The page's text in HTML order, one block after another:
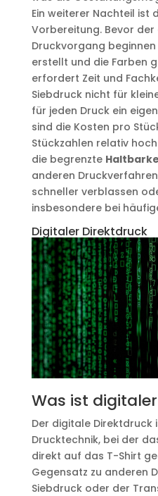
Ein weiterer Nachteil ist
Vorbereitung. Bevor
Druckvorgang beginnen
erstellt und die Farben
erfordert Zeit und
Siebdruck nicht für
für jeden Druck ein
sind die Kosten pro
Stückzahlen relativ
die begrenzte
anderen
schneller verblassen
insbesondere bei
Digitaler Direktdruck
Was ist
Der digitale Direktdruck
Drucktechnik, bei der
direkt auf das T-Shirt
Gegensatz zu anderen
Siebdruck oder der